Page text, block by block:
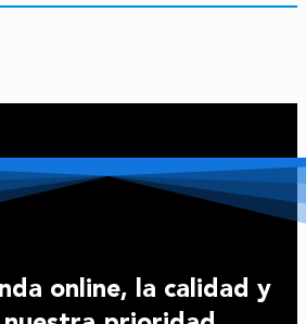
online, la calidad y